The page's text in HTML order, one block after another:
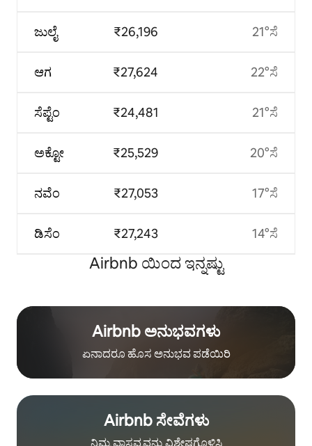
ಜುಲೈ
ಆಗ
ಸೆಪ್ಟೆಂ
ಅಕ್ಟೋ
ನವೆಂ
ಡಿಸೆಂ
₹26,196
₹27,624
₹24,481
₹25,529
₹27,053
₹27,243
21°ಸೆ
22°ಸೆ
21°ಸೆ
20°ಸೆ
17°ಸೆ
14°ಸೆ
Airbnb ಯಿಂದ ಇನ್ನಷ್ಟು
Airbnb ಅನುಭವಗಳು
ಏನಾದರೂ ಹೊಸ ಅನುಭವ ಪಡೆಯಿರಿ
Airbnb ಸೇವೆಗಳು
ನಿಮ್ಮ ವಾಸ್ತವ್ಯವನ್ನು ವಿಶೇಷಗೊಳಿಸಿ